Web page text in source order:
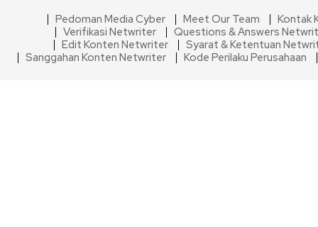
Pedoman Media Cyber
Meet Our Team
Kontak
Verifikasi Netwriter
Questions & Answers
Edit Konten Netwriter
Syarat & Ketentuan
Sanggahan Konten Netwriter
Kode Perilaku Perusahaan